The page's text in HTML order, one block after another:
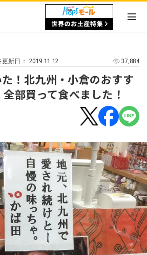
更新日： 2019.11.12 37,884
！北九州・小倉のおすす
部買って食べました！